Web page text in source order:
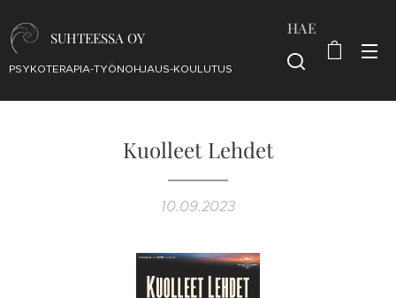
SUHTEESSA OY
PSYKOTERAPIA-TYÖNOHJAUS-KOULUTUS
HAE
Kuolleet Lehdet
10.09.2023